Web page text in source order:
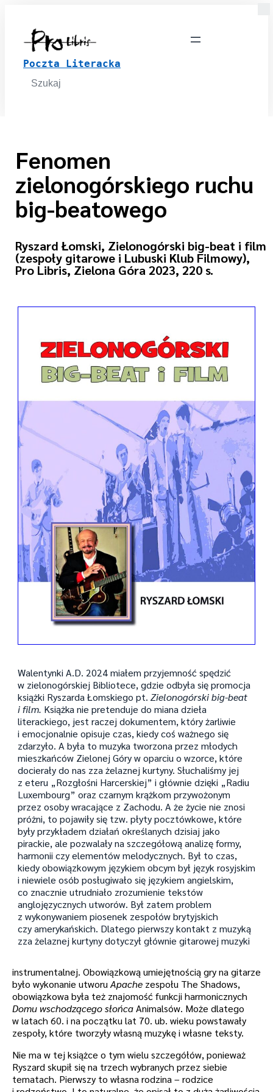
Poczta Literacka
Search
for:
Fenomen
zielonogórskiego ruchu
big-beatowego
Ryszard Łomski, Zielonogórski big-beat i film
(zespoły gitarowe i Lubuski Klub Filmowy),
Pro Libris, Zielona Góra 2023, 220 s.
Walentynki A.D. 2024 miałem przyjemność spędzić
w zielonogórskiej Bibliotece, gdzie odbyła się promocja
książki Ryszarda Łomskiego pt. Zielonogórski big-beat
i film. Książka nie pretenduje do miana dzieła
literackiego, jest raczej dokumentem, który żarliwie
i emocjonalnie opisuje czas, kiedy coś ważnego się
zdarzyło. A była to muzyka tworzona przez młodych
mieszkańców Zielonej Góry w oparciu o wzorce, które
docierały do nas zza żelaznej kurtyny. Słuchaliśmy jej
z eteru „Rozgłośni Harcerskiej” i głównie dzięki „Radiu
Luxembourg” oraz czarnym krążkom przywożonym
przez osoby wracające z Zachodu. A że życie nie znosi
próżni, to pojawiły się tzw. płyty pocztówkowe, które
były przykładem działań określanych dzisiaj jako
pirackie, ale pozwalały na szczegółową analizę formy,
harmonii czy elementów melodycznych. Był to czas,
kiedy obowiązkowym językiem obcym był język rosyjskim
i niewiele osób posługiwało się językiem angielskim,
co znacznie utrudniało zrozumienie tekstów
anglojęzycznych utworów. Był zatem problem
z wykonywaniem piosenek zespołów brytyjskich
czy amerykańskich. Dlatego pierwszy kontakt z muzyką
zza żelaznej kurtyny dotyczył głównie gitarowej muzyki
instrumentalnej. Obowiązkową umiejętnością gry na gitarze
było wykonanie utworuApache zespołu The Shadows,
obowiązkowa była też znajomość funkcji harmonicznych
Domu wschodzącego słońcaAnimalsów. Może dlatego
w latach 60. i na początku lat 70. ub. wieku powstawały
zespoły, które tworzyły własną muzykę i własne teksty.
Nie ma w tej książce o tym wielu szczegółów, ponieważ
Ryszard skupił się na trzech wybranych przez siebie
tematach. Pierwszy to własna rodzina – rodzice